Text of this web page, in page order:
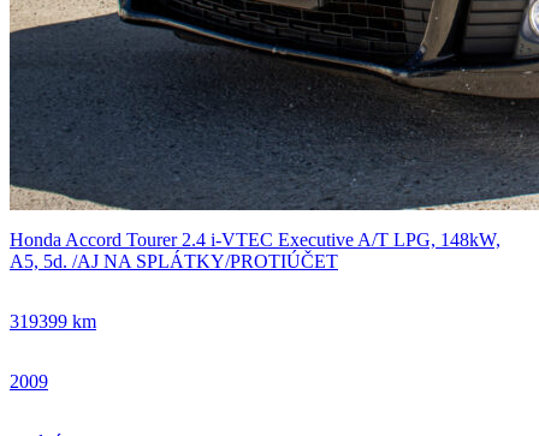
Honda Accord Tourer 2.4 i-VTEC Executive A/T LPG, 148kW,
A5, 5d. /AJ NA SPLÁTKY/PROTIÚČET
319399 km
2009